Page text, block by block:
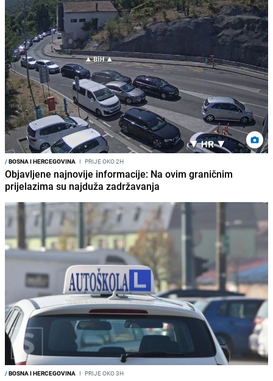
/BOSNA I HERCEGOVINA I PRIJE OKO 2H
Objavljene najnovije informacije: Na ovim graničnim
prijelazima su najduža zadržavanja
/BOSNA I HERCEGOVINA I PRIJE OKO 3H